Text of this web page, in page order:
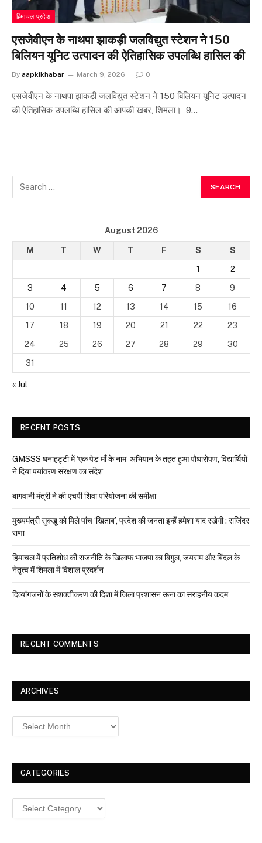
हिमाचल प्रदेश
एसजेवीएन के नाथपा झाकड़ी जलविद्युत स्टेशन ने 150
बिलियन यूनिट उत्पादन की ऐतिहासिक उपलब्धि हासिल की
By aapkikhabar March 9, 2026 0
एसजेवीएन के नाथपा झाकड़ी जलविद्युत स्टेशन ने 150 बिलियन यूनिट उत्पादन
की ऐतिहासिक उपलब्धि हासिल की आपकी खबर, शिमला। 9…
August 2026
M T W T F S
S
1
2
3
4 5 6 7 8
9
10
11 12 13 14 15
16
17
18 19 20 21 22
23
24
25 26 27 28 29
30
31
« Jul
RECENT POSTS
GMSSS घनाहट्टी में ‘एक पेड़ माँ के नाम’ अभियान के तहत हुआ पौधारोपण, विद्यार्थियों
ने दिया पर्यावरण संरक्षण का संदेश
बागवानी मंत्री ने की एचपी शिवा परियोजना की समीक्षा
मुख्यमंत्री सुक्खू को मिले पांच ‘खिताब’, प्रदेश की जनता इन्हें हमेशा याद रखेगी : राजिंदर
राणा
हिमाचल में प्रतिशोध की राजनीति के खिलाफ भाजपा का बिगुल, जयराम और बिंदल के
नेतृत्व में शिमला में विशाल प्रदर्शन
दिव्यांगजनों के सशक्तीकरण की दिशा में जिला प्रशासन ऊना का सराहनीय कदम
RECENT COMMENTS
ARCHIVES
Archives
CATEGORIES
Categories